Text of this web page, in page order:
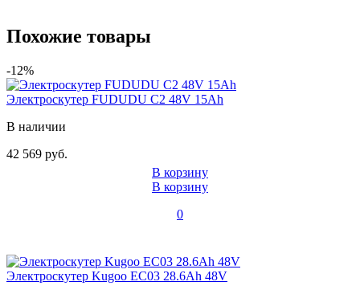
Похожие товары
-12%
Электроскутер FUDUDU C2 48V 15Ah
В наличии
42 569 руб.
В корзину
В корзину
0
Электроскутер Kugoo EC03 28.6Ah 48V